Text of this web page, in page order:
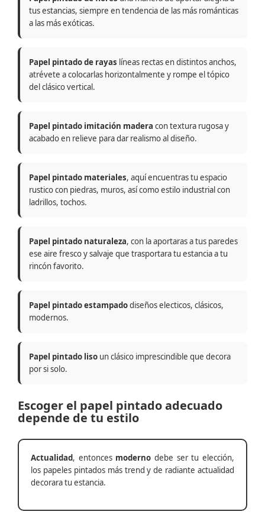
tus estancias, siempre en tendencia de las más románticas
a las más exóticas.
Papel pintado de rayas líneas rectas en distintos anchos,
atrévete a colocarlas horizontalmente y rompe el tópico
del clásico vertical.
Papel pintado imitación madera con textura rugosa y
acabado en relieve para dar realismo al diseño.
Papel pintado materiales, aquí encuentras tu espacio
rustico con piedras, muros, así como estilo industrial con
ladrillos, tochos.
Papel pintado naturaleza, con la aportaras a tus paredes
ese aire fresco y salvaje que trasportara tu estancia a tu
rincón favorito.
Papel pintado estampadodiseños electicos, clásicos,
modernos.
Papel pintado liso un clásico imprescindible que decora
por si solo.
Escoger el papel pintado adecuado
depende de tu estilo
Actualidad, entonces moderno debe ser tu elección,
los papeles pintados más trend y de radiante actualidad
decorara tu estancia.